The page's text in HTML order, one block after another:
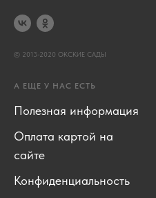
© 2013-2020 ОКСКИЕ САДЫ
А ЕЩЕ У НАС ЕСТЬ
Полезная информация
Оплата картой на
сайте
Конфиденциальность